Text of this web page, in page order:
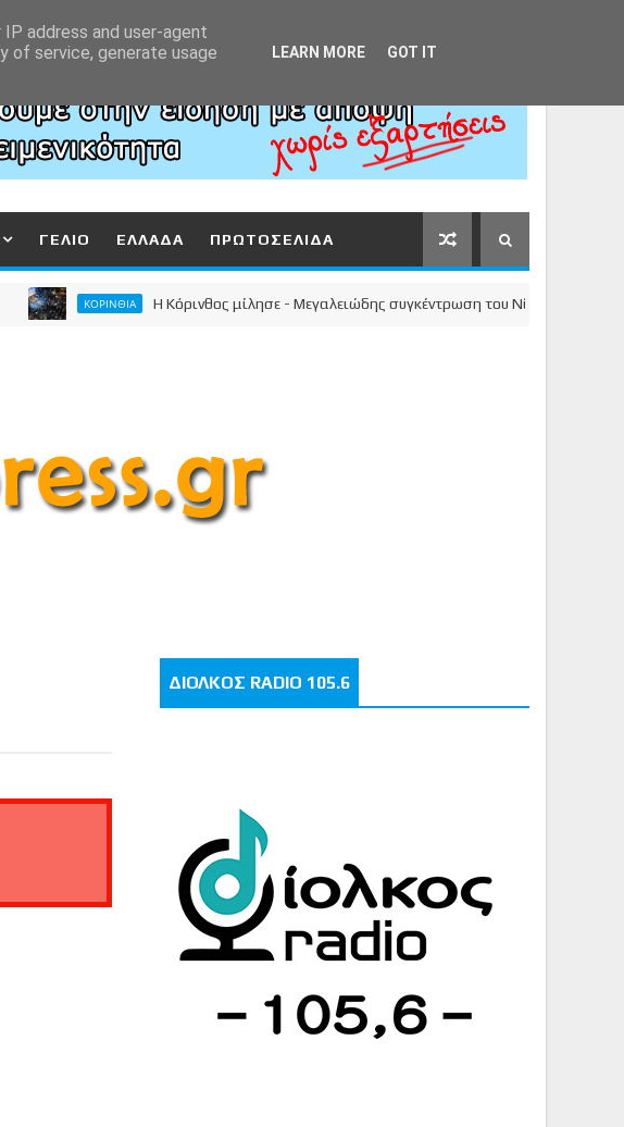
ΓΕΛΙΟ ΕΛΛΑΔΑ ΠΡΩΤΟΣΕΛΙΔΑ
ΚΟΡΙΝΘΙΑ Η Κόρινθος μίλησε - Μεγαλειώδης συγκέντρωση του Νίκου Σταυρέλη στο
ΔΙΟΛΚΟΣ RADIO 105.6
address and user-agent
of service, generate usage
LEARN MORE GOT IT